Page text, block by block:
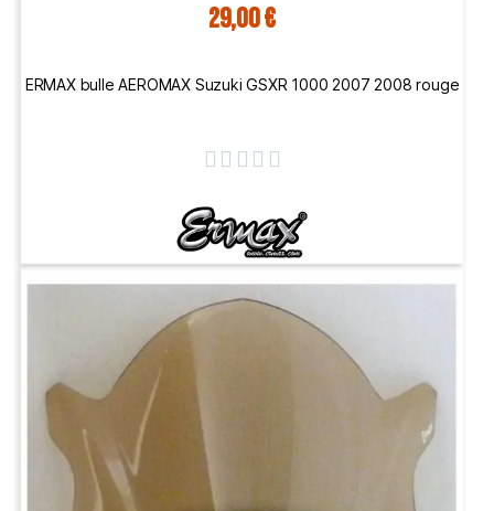
29,00 €
ERMAX bulle AEROMAX Suzuki GSXR 1000 2007 2008 rouge
    